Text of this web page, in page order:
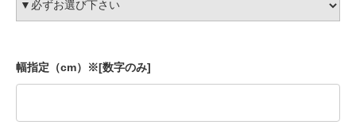
幅指定（cm）※[数字のみ]